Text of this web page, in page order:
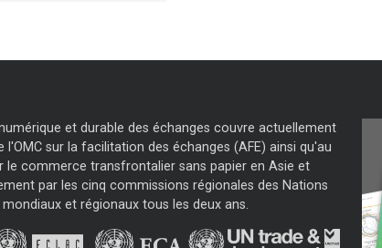
et durable des échanges couvre actuellement
sur la facilitation des échanges (AFE) ainsi qu'au
commerce transfrontalier sans papier en Asie et
par les cinq commissions régionales des Nations
et régionaux tous les deux ans.